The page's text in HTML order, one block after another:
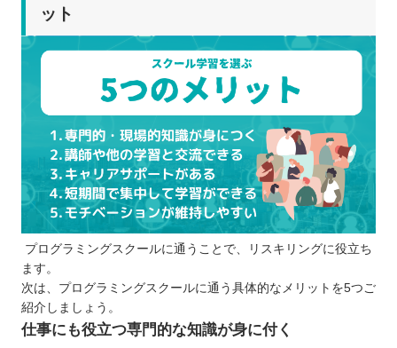
ット
プログラミングスクールに通うことで、リスキリングに役立ち
ます。
次は、プログラミングスクールに通う具体的なメリットを5つご
紹介しましょう。
仕事にも役立つ専門的な知識が身に付く